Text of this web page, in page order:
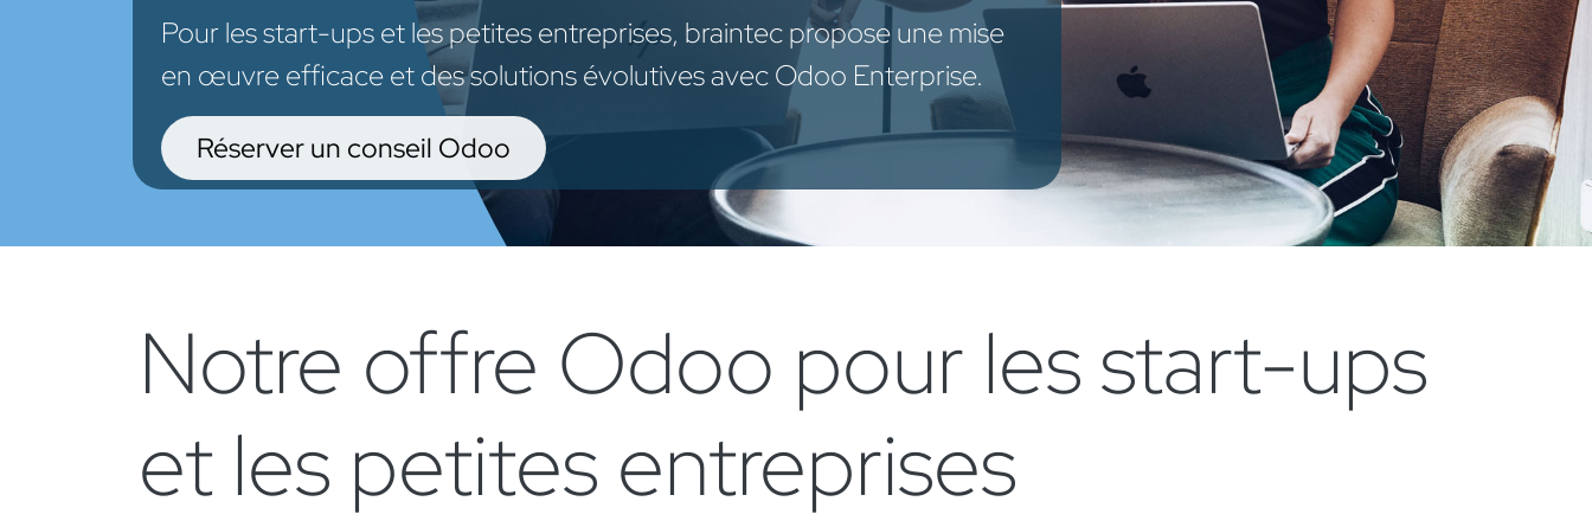
Pour les start-ups et les petites entreprises, braintec propose unemise
en œuvre efficace et des solutions évolutivesavec Odoo Enterprise.
Réserver un conseil Odoo
Notre offre Odoo pour les start-ups
et les petites entreprises